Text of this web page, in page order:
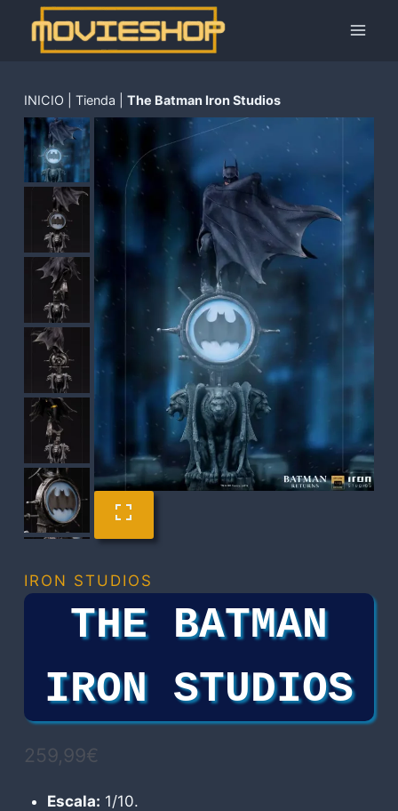
Saltar
contenido
INICIO Tienda The Batman Iron Studios
IRON STUDIOS
THE BATMAN
IRON STUDIOS
259,99€
Escala: 1/10.